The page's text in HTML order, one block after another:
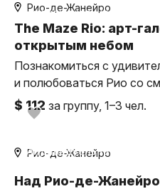
индивидуальная
Рио-де-Жанейро
The Maze Rio: арт-
открытым небом
Познакомиться с
и полюбоваться Рио со
$ 112 за группу, 1–3 чел.
индивидуальная
Рио-де-Жанейро
Над Рио-де-